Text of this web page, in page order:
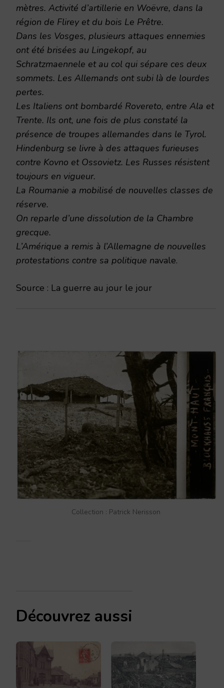
mètres. Activité d’artillerie en Woëvre, dans la
région de Flirey et du bois Le Prêtre.
Dans les Vosges, plusieurs attaques ennemies
ont été brisées au Lingekopf, au
Schratzmaennele et au col qui sépare ces deux
sommets. Les Allemands ont subi là de lourdes
pertes.
Les Italiens ont bombardé Rovereto, entre Ala et
Trente. Ils ont, une fois de plus constaté la
présence de troupes allemandes dans le Tyrol.
Hindenburg se livre à des attaques furieuses
contre Kovno et Ossovietz. Les Russes résistent
toujours en vigueur.
La Roumanie a mobilisé de nouvelles classes de
réserve.
On reparle d’une dissolution de la Chambre
grecque.
L’Amérique a remis à l’Allemagne de nouvelles
protestations contre sa politique navale.
Source : La guerre au jour le jour
Collection : Patrick Nerisson
Découvrez aussi